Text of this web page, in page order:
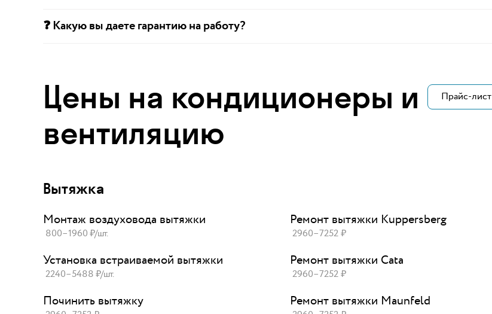
❓ Какую вы даете гарантию на работу?
Цены на кондиционеры и
вентиляцию
Прайс-лист
Вытяжка
Монтаж воздуховода вытяжки
800–1960₽/шт.
Установка встраиваемой вытяжки
2240–5488₽/шт.
Починить вытяжку
Ремонт вытяжки Kuppersberg
2960–7252₽
Ремонт вытяжки Cata
2960–7252₽
Ремонт вытяжки Maunfeld